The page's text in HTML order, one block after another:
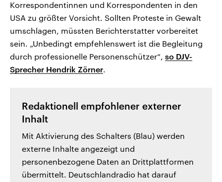
Korrespondentinnen und Korrespondenten in den
USA zu größter Vorsicht. Sollten Proteste in Gewalt
umschlagen, müssten Berichterstatter vorbereitet
sein. „Unbedingt empfehlenswert ist die Begleitung
durch professionelle Personenschützer“, so DJV-
Sprecher Hendrik Zörner.
Redaktionell empfohlener externer
Inhalt
Mit Aktivierung des Schalters (Blau) werden
externe Inhalte angezeigt und
personenbezogene Daten an Drittplattformen
übermittelt. Deutschlandradio hat darauf